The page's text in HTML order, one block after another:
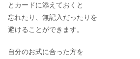
とカードに添えておくと
忘れたり、無記入だったりを
避けることができます。
自分のお式に合った方を